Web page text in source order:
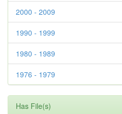
2000 - 2009
1990 - 1999
1980 - 1989
1976 - 1979
Has File(s)